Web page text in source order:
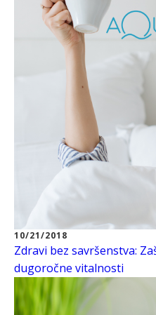
10/21/2018
Zdravi bez savršenstva:
dugoročne vitalnosti